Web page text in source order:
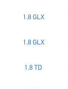
1.8 GLX
1.8 GLX
1.8 TD